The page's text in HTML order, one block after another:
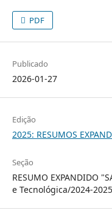
PDF
Publicado
2026-01-27
Edição
2025: RESUMOS
Seção
RESUMO EXPANDIDO
e Tecnológica/2024-2025